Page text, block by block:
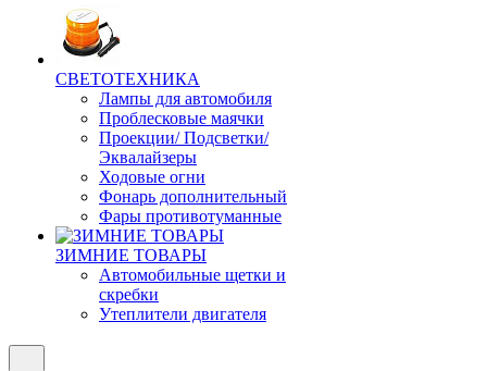
СВЕТОТЕХНИКА
Лампы для автомобиля
Проблесковые маячки
Проекции/ Подсветки/
Эквалайзеры
Ходовые огни
Фонарь дополнительный
Фары противотуманные
ЗИМНИЕ ТОВАРЫ
Автомобильные щетки и
скребки
Утеплители двигателя